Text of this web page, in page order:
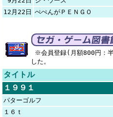
12月22日 ぺぺんがＰＥＮＧＯ
※会員登録(月額800円：
した。
タイトル
１９９１
パターゴルフ
１６ｔ